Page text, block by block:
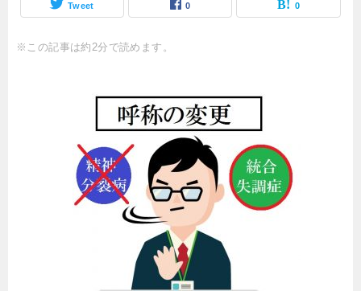
Tweet 0 0
※この記事は約2分で読めます。